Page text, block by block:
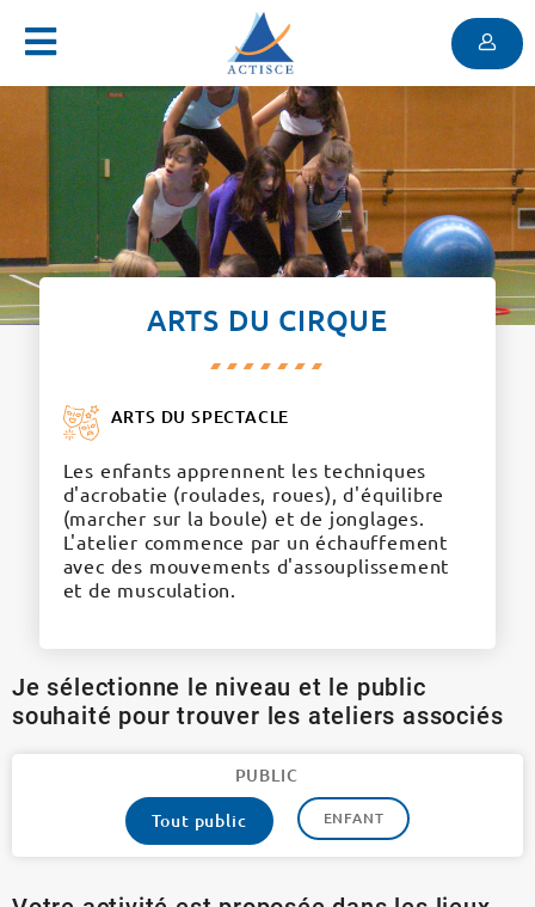
Menu
ARTS DU CIRQUE
ARTS DU SPECTACLE
Les enfants apprennent les techniques
d'acrobatie (roulades, roues), d'équilibre
(marcher sur la boule) et de jonglages.
L'atelier commence par un échauffement
avec des mouvements d'assouplissement
et de musculation.
Je sélectionne le niveau et le public
souhaité pour trouver les ateliers associés
PUBLIC
Tout public
ENFANT